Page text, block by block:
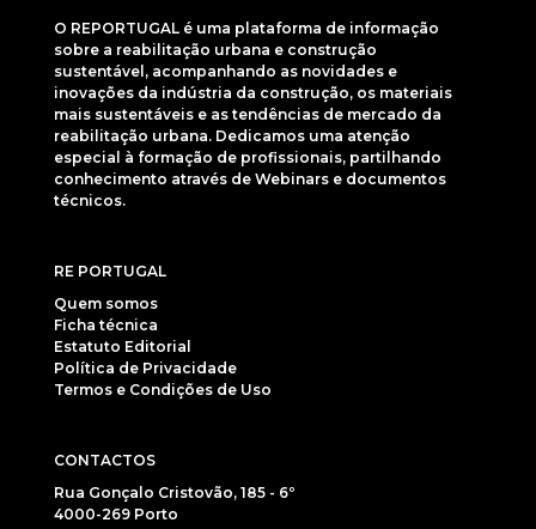
O REPORTUGAL é uma plataforma de informação
sobre a reabilitação urbana e construção
sustentável, acompanhando as novidades e
inovações da indústria da construção, os materiais
mais sustentáveis e as tendências de mercado da
reabilitação urbana. Dedicamos uma atenção
especial à formação de profissionais, partilhando
conhecimento através de Webinars e documentos
técnicos.
RE PORTUGAL
Quem somos
Ficha técnica
Estatuto Editorial
Política de Privacidade
Termos e Condições de Uso
CONTACTOS
Rua Gonçalo Cristovão, 185 - 6º
4000-269 Porto